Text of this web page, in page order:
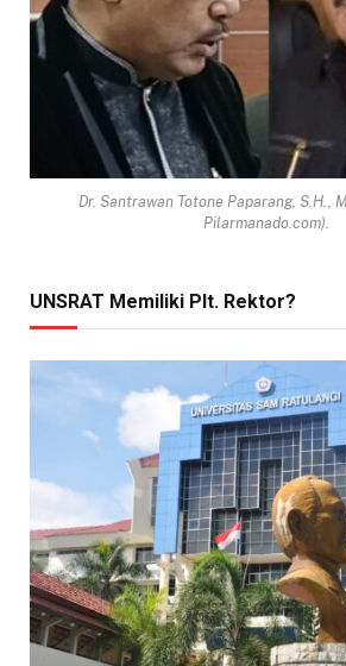
Dr. Santrawan Totone Paparang, S.H.,
Pilarmanado.com).
UNSRAT Memiliki Plt. Rektor?